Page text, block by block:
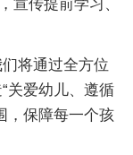
宣传提前学习、
将通过全方位
关爱幼儿、遵循
，保障每一个孩